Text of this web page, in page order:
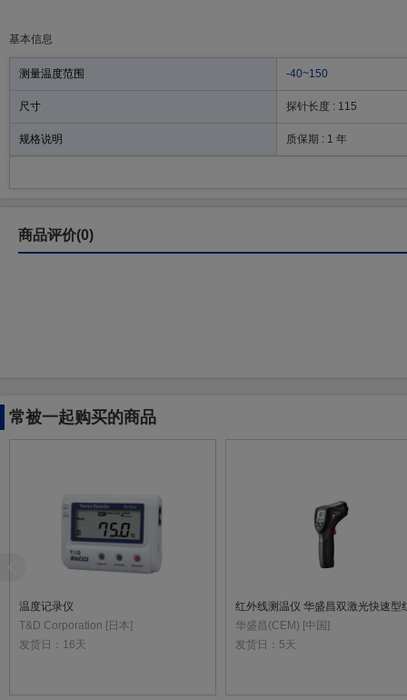
基本信息
测量温度范围 -40~150
尺寸 探针长度 : 115
规格说明 质保期 : 1 年
商品评价(0)
常被一起购买的商品
温度记录仪
T&D Corporation [日本]
发货日： 16天
华盛昌(CEM) [中国]
发货日： 5天